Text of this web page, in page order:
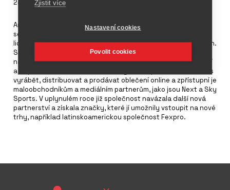
24. listopadu 2023
Americká společnost Fanatics uzavřela dlouhodobou dohodu
se společností Collegiate Licensing Company o prodeji
licencovaného fanouškovského zboží na mezinárodních trzích.
Společnost Fanatics bude ve Velké Británii a dalších zemích
nabízet širokou škálu produktů, včetně lifestylového oblečení
a doplňků. Na základě této dohody bude společnost Fanatics
vyrábět, distribuovat a prodávat oblečení online a zpřístupní je
maloobchodníkům a mediálním partnerům, jako jsou Next a Sky
Sports. V uplynulém roce již společnost navázala další nová
partnerství a získala značky, které jí umožnily vstoupit na nové
trhy, například latinskoamerickou společnost Fexpro.
Zjistit více
Nastavení cookies
Povolit cookies